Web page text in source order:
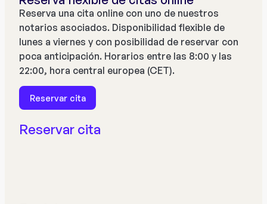
Reservar cita
Reserva una cita online con uno de nuestros
notarios asociados. Disponibilidad flexible de
lunes a viernes y con posibilidad de reservar con
poca anticipación. Horarios entre las 8:00 y las
22:00, hora central europea (CET).
Reservar cita